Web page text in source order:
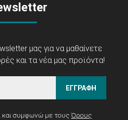
μας για να μαθαίνετε
και τα νέα μας προϊόντα!
ΕΓΓΡΑΦΗ
συμφωνώ με τους Όρους